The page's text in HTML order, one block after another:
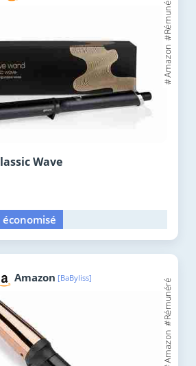
Wave
économisé
Amazon [BaByliss]